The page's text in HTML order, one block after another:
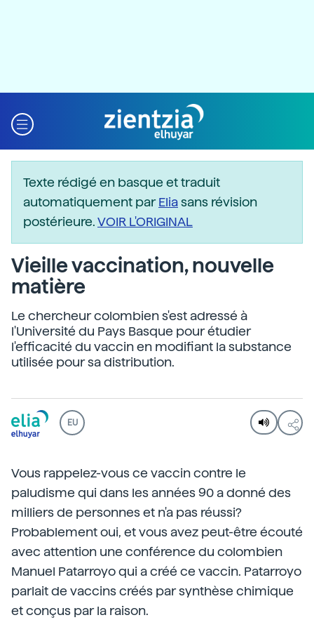
Texte rédigé en basque et traduit
automatiquement parEliasans révision
postérieure.VOIR L'ORIGINAL
Vieille vaccination, nouvelle
matière
Le chercheur colombien s'est adressé à
l'Université du Pays Basque pour étudier
l'efficacité du vaccin en modifiant la substance
utilisée pour sa distribution.
EU
Vous rappelez-vous ce vaccin contre le
paludisme qui dans les années 90 a donné des
milliers de personnes et n'a pas réussi?
Probablement oui, et vous avez peut-être écouté
avec attention une conférence du colombien
Manuel Patarroyo qui a créé ce vaccin. Patarroyo
parlait de vaccins créés par synthèse chimique
et conçus par la raison.